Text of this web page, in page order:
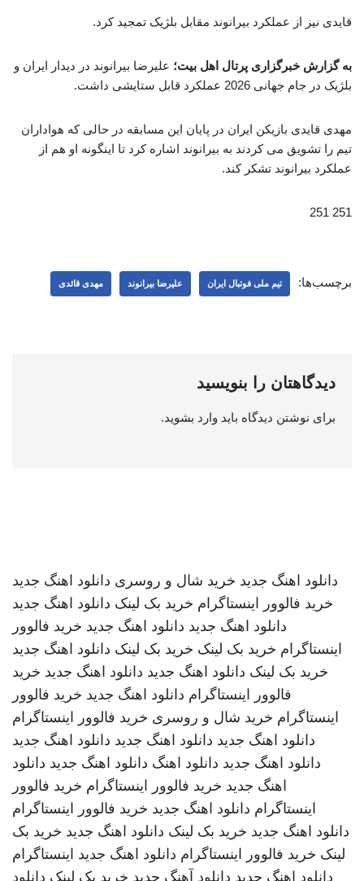
قایدی نیز از عملکرد بیرانوند مقابل بلژیک تمجید کرد.
به گزارش خبرگزاری پرتال اهل بیت؛ علیرضا بیرانوند در دیدار ایران و
بلژیک در جام جهانی 2026 عملکرد قابل ستایشی داشت.
مهدی قایدی بازیکن ایران در پایان این مسابقه در حالی که هواداران
تیم را تشویق می کردند به بیرانوند اشاره کرد تا اینگونه او هم از
عملکرد بیرانوند تشکر کند.
251 251
برچسب‌ها: تیم ملی فوتبال ایران علیرضا بیرانوند مهدی قائدی
دیدگاهتان را بنویسید
برای نوشتن دیدگاه باید وارد بشوید.
دانلود اهنگ جدید خرید شال و روسری دانلود اهنگ جدید
خرید فالوور اینستاگرام خرید بک لینک دانلود اهنگ جدید
دانلود اهنگ جدید دانلود اهنگ جدید خرید فالوور
اینستاگرام خرید بک لینک خرید بک لینک دانلود اهنگ جدید
خرید بک لینک دانلود اهنگ جدید دانلود اهنگ جدید خرید
فالوور اینستاگرام دانلود اهنگ جدید خرید فالوور
اینستاگرام خرید شال و روسری خرید فالوور اینستاگرام
دانلود اهنگ جدید دانلود اهنگ جدید دانلود اهنگ جدید
دانلود اهنگ جدید دانلود اهنگ دانلود اهنگ جدید دانلود
اهنگ جدید خرید فالوور اینستاگرام خرید فالوور
اینستاگرام دانلود اهنگ جدید خرید فالوور اینستاگرام
دانلود اهنگ جدید خرید بک لینک دانلود اهنگ جدید خرید بک
لینک خرید فالوور اینستاگرام دانلود اهنگ جدید اینستاگرام
دانلود اهنگ جدید دانلود آهنگ جدید خرید بک لینک دانلود